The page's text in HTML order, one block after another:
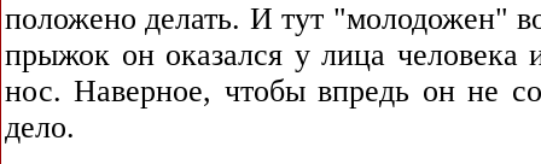
положено делать. И тут "молодожен"
прыжок он оказался у лица человека
нос. Наверное, чтобы впредь он не
дело.